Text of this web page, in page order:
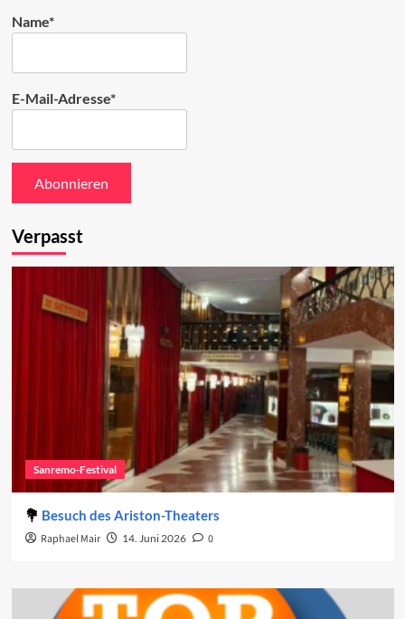
Name*
E-Mail-Adresse*
Verpasst
Sanremo-Festival
Besuch des Ariston-Theaters
Raphael Mair 14. Juni 2026 0